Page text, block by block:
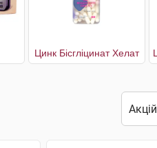
Цинк Бісгліцинат Хелат